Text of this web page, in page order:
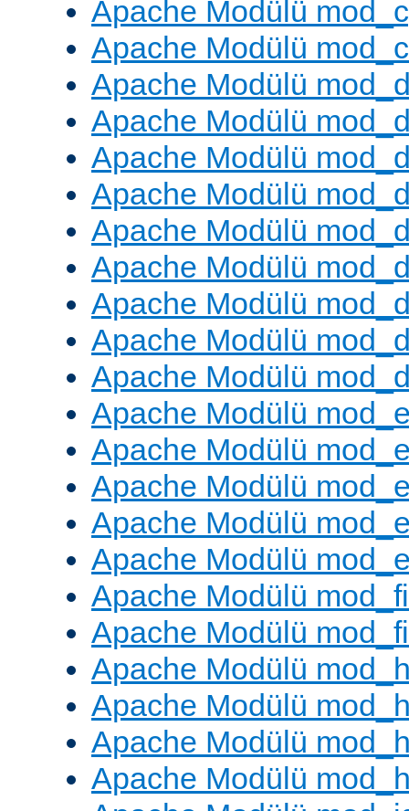
Apache Modülü
Apache Modülü
Apache Modülü
Apache Modülü
Apache Modülü
Apache Modülü
Apache Modülü
Apache Modülü
Apache Modülü
Apache Modülü
Apache Modülü
Apache Modülü
Apache Modülü
Apache Modülü
Apache Modülü
Apache Modülü
Apache Modülü
Apache Modülü
Apache Modülü
Apache Modülü
Apache Modülü
Apache Modülü